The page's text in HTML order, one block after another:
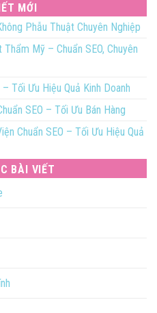
MỚI
Phẫu Thuật Chuyên Nghiệp
Mỹ – Chuẩn SEO, Chuyên
Tối Ưu Hiệu Quả Kinh Doanh
SEO – Tối Ưu Bán Hàng
Chuẩn SEO – Tối Ưu Hiệu Quả
BÀI VIẾT